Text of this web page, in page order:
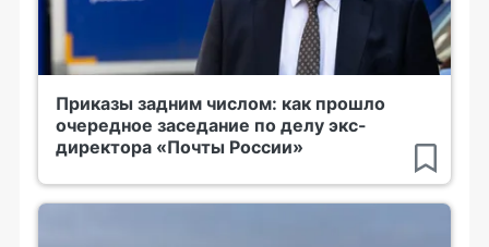
Приказы задним числом: как прошло
очередное заседание по делу экс-
директора «Почты России»